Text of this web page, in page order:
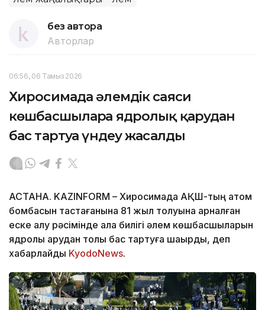
без автора
Авторлар
06:56, 06 Тамыз 2026
Хиросимада әлемдік саяси
көшбасшыларға ядролық қарудан
бас тартуға үндеу жасалды
АСТАНА. KAZINFORM – Хиросимада АҚШ-тың атом
бомбасын тастағанына 81 жыл толуына арналған
еске алу рәсімінде қала билігі әлем көшбасшыларын
ядролық қарудан толық бас тартуға шақырды, деп
хабарлайды KyodoNews.